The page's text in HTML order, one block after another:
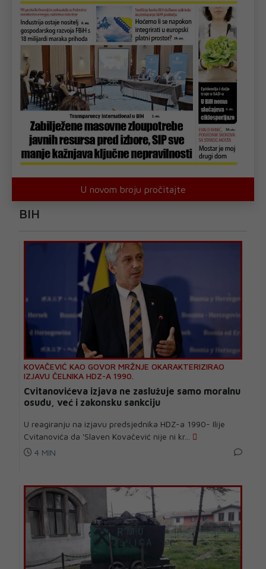
U novom broju pročitajte
BIH
KOVAČEVIĆ KAO GOVOR MRŽNJE OKARAKTERIZIRAO
IZJAVU ČELNIKA HDZ-A 1990.
Cvitanovićeva izjava ne zaslužuje samo moralnu
osudu, već i zakonsku sankciju
U reagiranju na izjavu predsjednika HDZ-a 1990- Ilije
Cvitanovića da 'Slaven Kovačević nije ni kr...
4 MIN